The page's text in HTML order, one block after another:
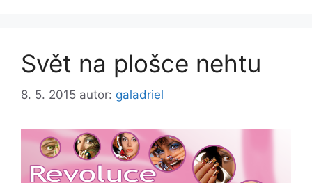
Svět na plošce nehtu
8. 5. 2015 autor: galadriel